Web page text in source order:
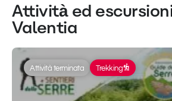
Attività ed
Valentia
Attività terminata Trekking